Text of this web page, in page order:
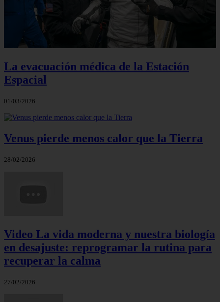
La evacuación médica de la Estación
Espacial
01/03/2026
Venus pierde menos calor que la Tierra
28/02/2026
Video La vida moderna y nuestra biología
en desajuste: reprogramar la rutina para
recuperar la calma
27/02/2026